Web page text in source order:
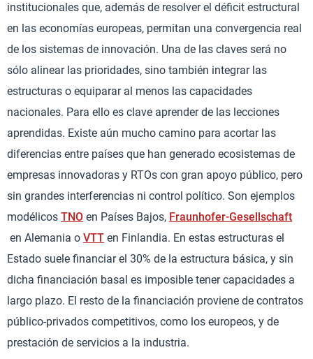
institucionales que, además de resolver el déficit estructural
en las economías europeas, permitan una convergencia real
de los sistemas de innovación. Una de las claves será no
sólo alinear las prioridades, sino también integrar las
estructuras o equiparar al menos las capacidades
nacionales. Para ello es clave aprender de las lecciones
aprendidas. Existe aún mucho camino para acortar las
diferencias entre países que han generado ecosistemas de
empresas innovadoras y RTOs con gran apoyo público, pero
sin grandes interferencias ni control político. Son ejemplos
modélicos TNO en Países Bajos, Fraunhofer-Gesellschaft
en Alemania o VTT en Finlandia. En estas estructuras el
Estado suele financiar el 30% de la estructura básica, y sin
dicha financiación basal es imposible tener capacidades a
largo plazo. El resto de la financiación proviene de contratos
público-privados competitivos, como los europeos, y de
prestación de servicios a la industria.